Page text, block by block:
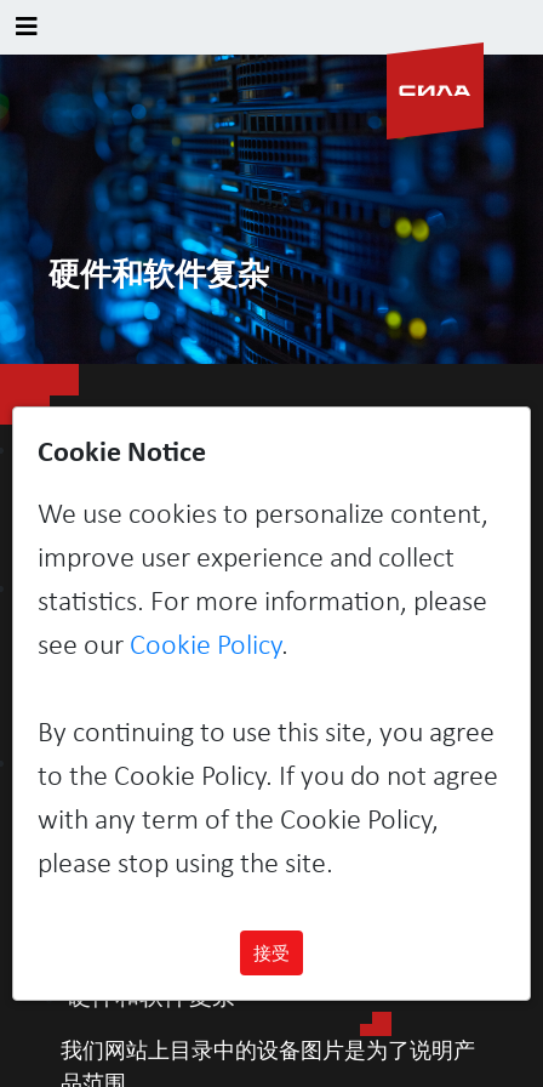
硬件和软件复杂
关于公司
技术支持
个人信息中心
目录册
个人系统
服務器
硬件和软件复杂
我们网站上目录中的设备图片是为了说明产
Cookie Notice
We use cookies to personalize content,
improve user experience and collect
statistics. For more information, please
see our Cookie Policy.
By continuing to use this site, you agree
to the Cookie Policy. If you do not agree
with any term of the Cookie Policy,
please stop using the site.
接受